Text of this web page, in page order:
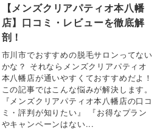
【メンズクリアパティオ本八幡
店】口コミ・レビューを徹底解
剖！
市川市でおすすめの脱毛サロンってない
かな？ それならメンズクリアパティオ
本八幡店が通いやすくておすすめだよ！
この記事ではこんな悩みが解決します。
『メンズクリアパティオ本八幡店の口コ
ミ・評判が知りたい』 『お得なプラン
やキャンペーンはない...